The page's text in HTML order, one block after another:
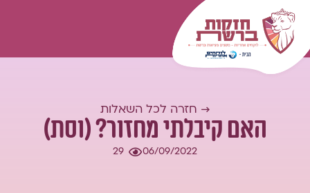
התחברות
→ חזרה לכל השאלות
האם קיבלתי מחזור? (וסת)
06/09/2022
29